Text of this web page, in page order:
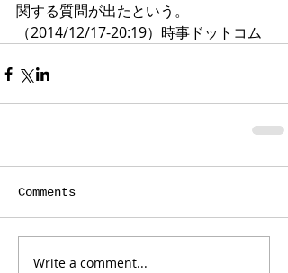
関する質問が出たという。
（2014/12/17-20:19）時事ドットコム
Comments
Write a comment...